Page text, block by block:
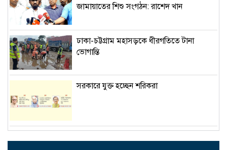
জামায়াতের শিশু সংগঠন: রাশেদ খান
ঢাকা-চট্টগ্রাম মহাসড়কে ধীরগতিতে টানা
ভোগান্তি
সরকারে যুক্ত হচ্ছেন শরিকরা